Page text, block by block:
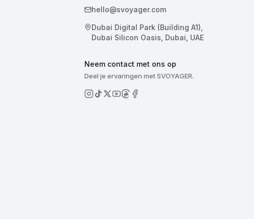
hello@svoyager.com
Dubai Digital Park (Building A1),
Dubai Silicon Oasis, Dubai, UAE
Neem contact met ons op
Deel je ervaringen met SVOYAGER.